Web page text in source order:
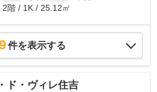
2階 / 1K / 25.12㎡
件を表示する
ド・ヴィレ住吉